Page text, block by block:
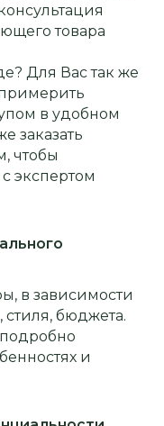
товара
Для Вас так же
в удобном
заказать
чтобы
экспертом
в зависимости
бюджета.
и